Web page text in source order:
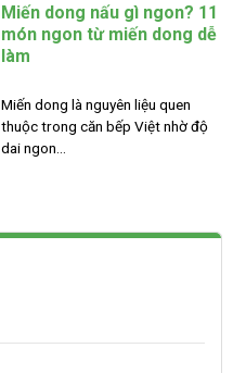
Miến dong nấu gì ngon? 11
món ngon từ miến dong dễ
làm
Miến dong là nguyên liệu quen
thuộc trong căn bếp Việt nhờ độ
dai ngon...